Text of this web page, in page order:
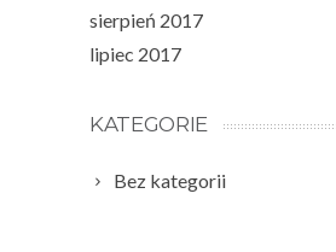
sierpień 2017
lipiec 2017
KATEGORIE
Bez kategorii